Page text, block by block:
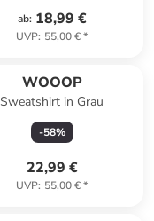
ab: 18,99 €
UVP: 55,00 €*
WOOOP
Sweatshirt in Grau
-58%
22,99 €
UVP: 55,00 €*